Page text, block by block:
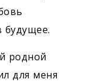
будущее.
родной
для меня